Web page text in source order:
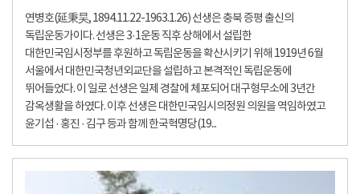
연병호(延秉昊, 1894.11.22-1963.1.26) 선생은 충북 증평 출신의
독립운동가이다. 선생은 3·1운동 직후 상해에서 설립한
대한민국임시정부를 후원하고 독립운동을 확산시키기 위해 1919년 6월
서울에서 대한민국청년외교단을 설립하고 본격적인 독립운동에
뛰어들었다. 이 일로 선생은 일제 경찰에 체포되어 대구형무소에 3년간
감옥생활을 하였다. 이후 선생은 대한민국임시의정원 의원을 역임하였고
윤기섭 · 홍진 · 김구 등과 함께 한국혁명당(19...